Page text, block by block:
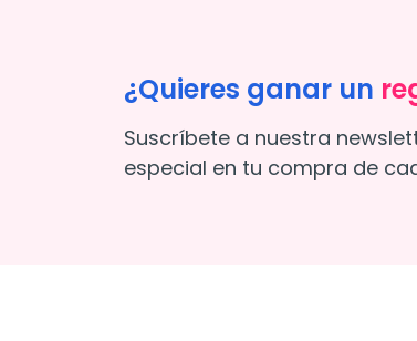
¿Quieres ganar un
Suscríbete a nuestra
especial en tu compra de